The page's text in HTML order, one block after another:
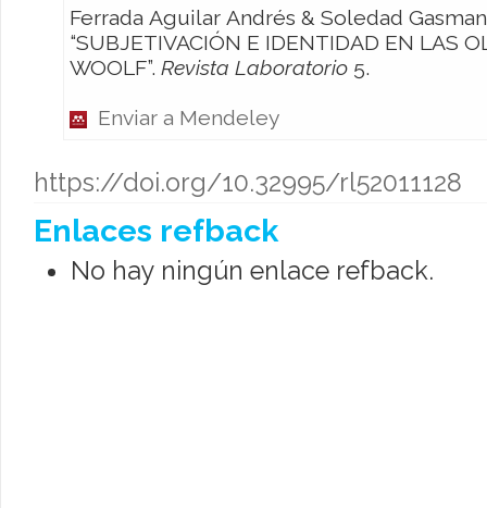
Ferrada Aguilar Andrés & Soledad Gasman León. 2019.
“SUBJETIVACIÓN E IDENTIDAD EN LAS
WOOLF”. Revista Laboratorio 5.
Enviar a Mendeley
https://doi.org/10.32995/rl52011128
Enlaces refback
No hay ningún enlace refback.